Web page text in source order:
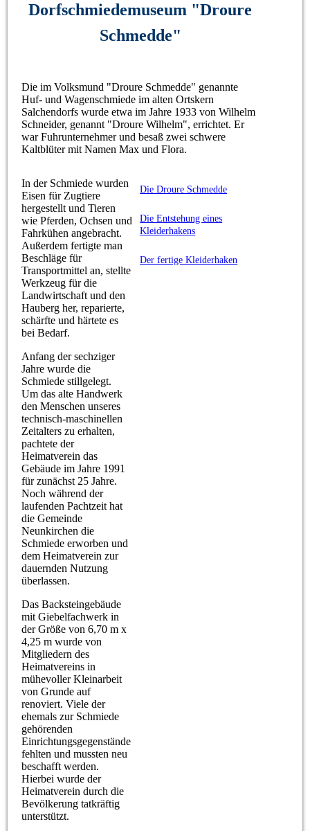
Dorfschmiedemuseum "Droure
Schmedde"
Die im Volksmund "Droure Schmedde" genannte
Huf- und Wagenschmiede im alten Ortskern
Salchendorfs wurde etwa im Jahre 1933 von Wilhelm
Schneider, genannt "Droure Wilhelm", errichtet. Er
war Fuhrunternehmer und besaß zwei schwere
Kaltblüter mit Namen Max und Flora.
In der Schmiede wurden
Eisen für Zugtiere
hergestellt und Tieren
wie Pferden, Ochsen und
Fahrkühen angebracht.
Außerdem fertigte man
Beschläge für
Transportmittel an, stellte
Werkzeug für die
Landwirtschaft und den
Hauberg her, reparierte,
schärfte und härtete es
bei Bedarf.
Anfang der sechziger
Jahre wurde die
Schmiede stillgelegt.
Um das alte Handwerk
den Menschen unseres
technisch-maschinellen
Zeitalters zu erhalten,
pachtete der
Heimatverein das
Gebäude im Jahre 1991
für zunächst 25 Jahre.
Noch während der
laufenden Pachtzeit hat
die Gemeinde
Neunkirchen die
Schmiede erworben und
dem Heimatverein zur
dauernden Nutzung
überlassen.
Das Backsteingebäude
mit Giebelfachwerk in
der Größe von 6,70 m x
4,25 m wurde von
Mitgliedern des
Heimatvereins in
mühevoller Kleinarbeit
von Grunde auf
renoviert. Viele der
ehemals zur Schmiede
gehörenden
Einrichtungsgegenstände
fehlten und mussten neu
beschafft werden.
Hierbei wurde der
Heimatverein durch die
Bevölkerung tatkräftig
unterstützt.
Die Droure Schmedde
Die Entstehung eines
Kleiderhakens
Der fertige Kleiderhaken